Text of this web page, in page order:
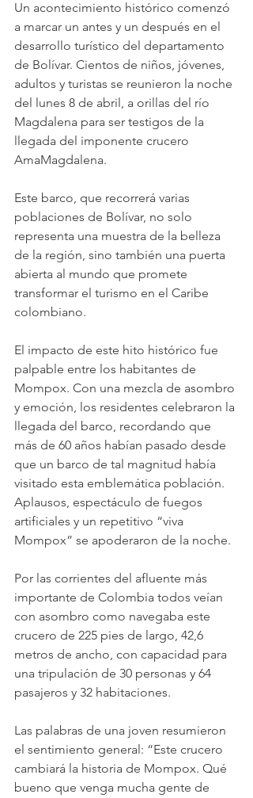
Un acontecimiento histórico comenzó
a marcar un antes y un después en el
desarrollo turístico del departamento
de Bolívar. Cientos de niños, jóvenes,
adultos y turistas se reunieron la noche
del lunes 8 de abril, a orillas del río
Magdalena para ser testigos de la
llegada del imponente crucero
AmaMagdalena.
Este barco, que recorrerá varias
poblaciones de Bolívar, no solo
representa una muestra de la belleza
de la región, sino también una puerta
abierta al mundo que promete
transformar el turismo en el Caribe
colombiano.
El impacto de este hito histórico fue
palpable entre los habitantes de
Mompox. Con una mezcla de asombro
y emoción, los residentes celebraron la
llegada del barco, recordando que
más de 60 años habían pasado desde
que un barco de tal magnitud había
visitado esta emblemática población.
Aplausos, espectáculo de fuegos
artificiales y un repetitivo “viva
Mompox” se apoderaron de la noche.
Por las corrientes del afluente más
importante de Colombia todos veían
con asombro como navegaba este
crucero de 225 pies de largo, 42,6
metros de ancho, con capacidad para
una tripulación de 30 personas y 64
pasajeros y 32 habitaciones.
Las palabras de una joven resumieron
el sentimiento general: “Este crucero
cambiará la historia de Mompox. Qué
bueno que venga mucha gente de